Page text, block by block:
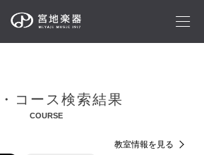
コース検索結果
COURSE
教室情報を見る